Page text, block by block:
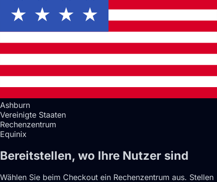
Ashburn
Vereinigte Staaten
Rechenzentrum
Equinix
Bereitstellen, wo Ihre Nutzer sind
Wählen Sie beim Checkout ein Rechenzentrum aus. Stellen